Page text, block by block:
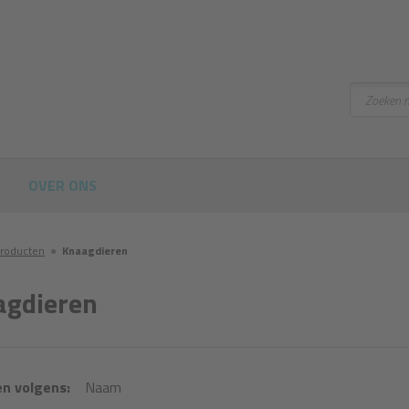
● Knaagdieren
volgens: Naam
Zoeken
OVER ONS